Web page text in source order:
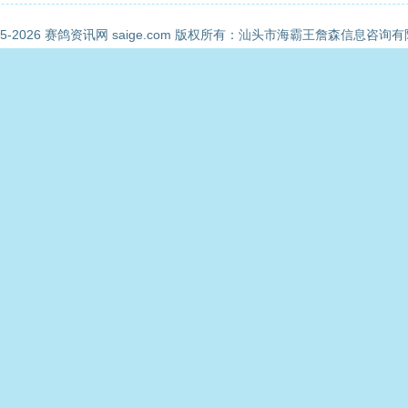
2026 赛鸽资讯网 saige.com 版权所有：汕头市海霸王詹森信息咨询有